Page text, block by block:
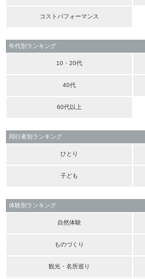
コストパフォーマンス
年代別ランキング
10・20代
40代
60代以上
同行者別ランキング
ひとり
子ども
体験別ランキング
自然体験
ものづくり
観光・名所巡り